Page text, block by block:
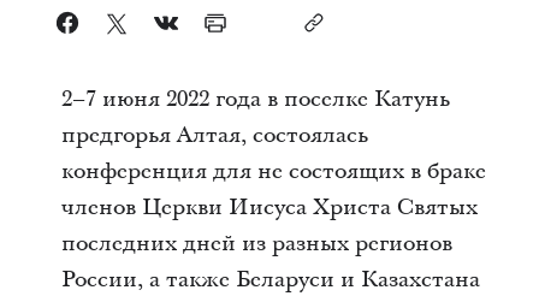
2–7 июня 2022 года в поселке Катунь
предгорья Алтая, состоялась
конференция для не состоящих в браке
членов Церкви Иисуса Христа Святых
последних дней из разных регионов
России, а также Беларуси и Казахстана